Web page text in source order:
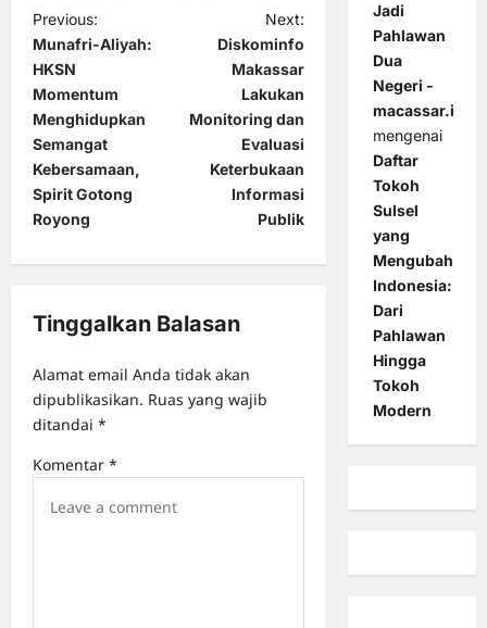
P
o
s
t
n
a
v
i
a
i
o
n
Previous:
Munafri-Aliyah:
HKSN
Momentum
Menghidupkan
Semangat
Kebersamaan,
Spirit Gotong
Royong
Next:
Diskominfo
Makassar
Lakukan
Monitoring dan
Evaluasi
Keterbukaan
Informasi
Publik
Tinggalkan Balasan
Alamat email Anda tidak akan
dipublikasikan. Ruas yang wajib
ditandai *
Komentar *
Jadi
Pahlawan
Dua
Negeri -
macassar.id
mengenai
Daftar
Tokoh
Sulsel
yang
Mengubah
Indonesia:
Dari
Pahlawan
Hingga
Tokoh
Modern